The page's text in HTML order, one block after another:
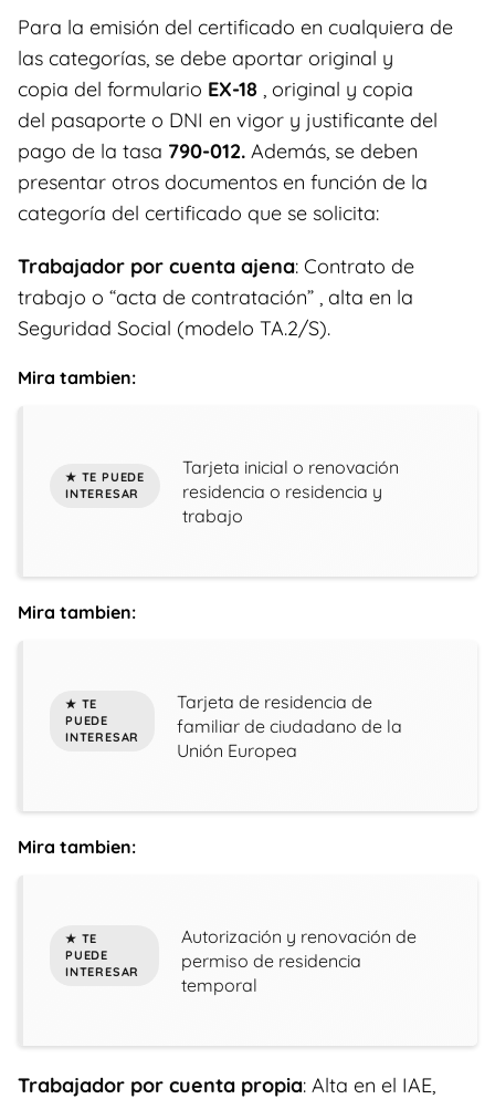
Para la emisión del certificado en cualquiera de
las categorías, se debe aportar original y
copia del formulario EX-18 , original y copia
del pasaporte o DNI en vigor y justificante del
pago de la tasa 790-012. Además, se deben
presentar otros documentos en función de la
categoría del certificado que se solicita:
Trabajador por cuenta ajena: Contrato de
trabajo o “acta de contratación” , alta en la
Seguridad Social (modelo TA.2/S).
Mira tambien:
Tarjeta inicial o renovación
residencia o residencia y
trabajo
Mira tambien:
Tarjeta de residencia de
familiar de ciudadano de la
Unión Europea
Mira tambien:
Autorización y renovación de
permiso de residencia
temporal
Trabajador por cuenta propia: Alta en el IAE,